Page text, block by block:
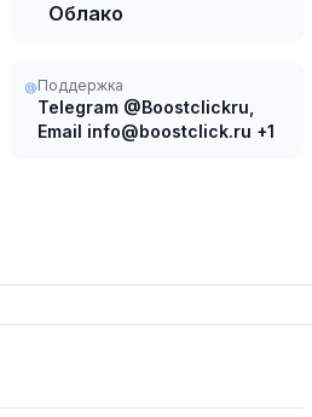
Облако
Поддержка
Telegram @Boostclickru,
Email info@boostclick.ru +1